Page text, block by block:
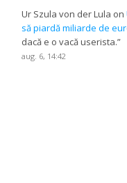
Ur Szula von der Lula on
să piardă miliarde de
dacă e o vacă userista.”
aug. 6, 14:42